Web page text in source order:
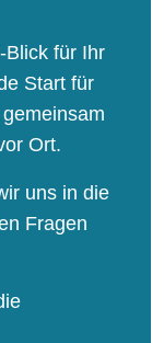
Blick für Ihr
Start für
Ort.
uns in die
Fragen